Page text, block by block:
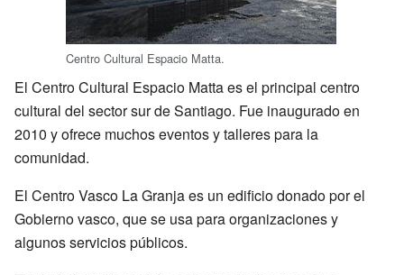
Centro Cultural Espacio Matta.
El Centro Cultural Espacio Matta es el principal centro
cultural del sector sur de Santiago. Fue inaugurado en
2010 y ofrece muchos eventos y talleres para la
comunidad.
El Centro Vasco La Granja es un edificio donado por el
Gobierno vasco, que se usa para organizaciones y
algunos servicios públicos.